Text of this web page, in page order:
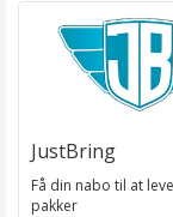
JustBring
Få din nabo til at
pakker